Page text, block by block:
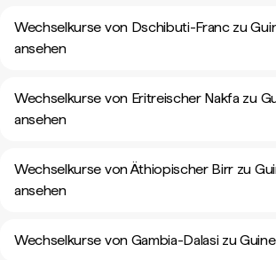
Wechselkurse von Dschibuti-Franc zu
ansehen
Wechselkurse von Eritreischer Nakfa zu
ansehen
Wechselkurse von Äthiopischer Birr zu
ansehen
Wechselkurse von Gambia-Dalasi zu